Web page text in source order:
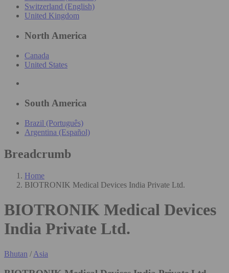
Switzerland (English)
United Kingdom
North America
Canada
United States
South America
Brazil (Português)
Argentina (Español)
Breadcrumb
Home
BIOTRONIK Medical Devices India Private Ltd.
BIOTRONIK Medical Devices
India Private Ltd.
Bhutan / Asia